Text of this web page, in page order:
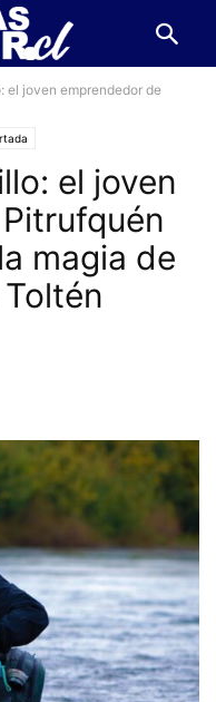
el joven emprendedor de
el joven
magia de